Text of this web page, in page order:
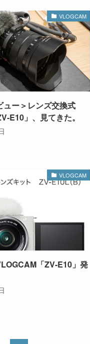
VLOGCAM
ュー＞レンズ交換式
E10」、見てきた。
VLOGCAM
「ZV-E10」発